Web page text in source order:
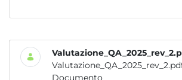
Documento